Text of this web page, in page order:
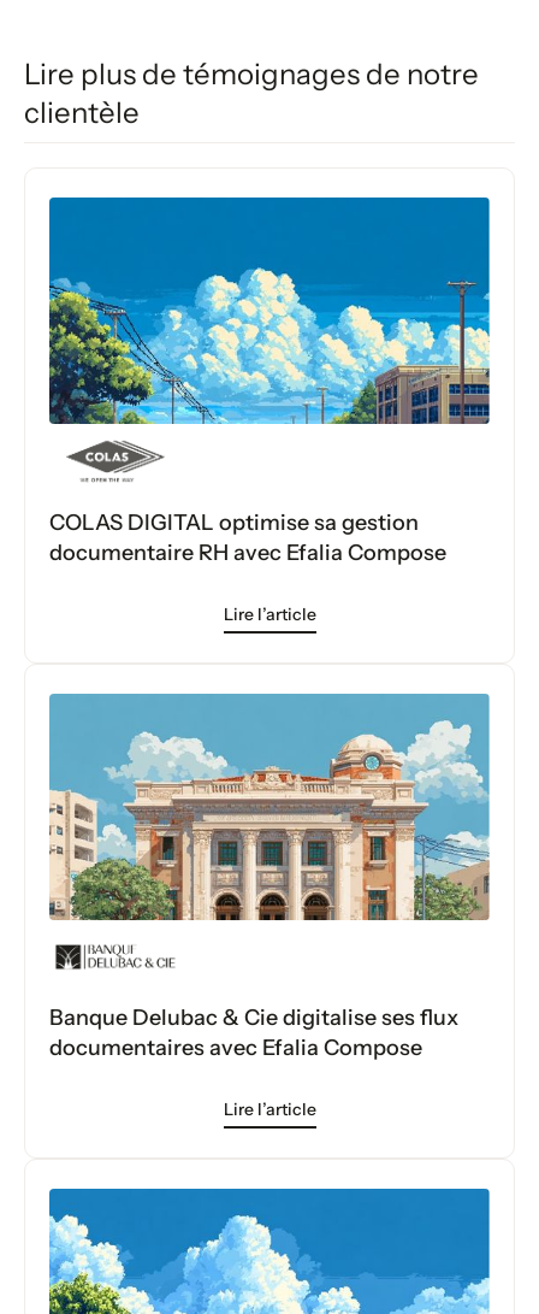
Lire plus de témoignages de notre
clientèle
COLAS DIGITAL optimise sa gestion
documentaire RH avec Efalia Compose
Lire l’article
Banque Delubac & Cie digitalise ses flux
documentaires avec Efalia Compose
Lire l’article